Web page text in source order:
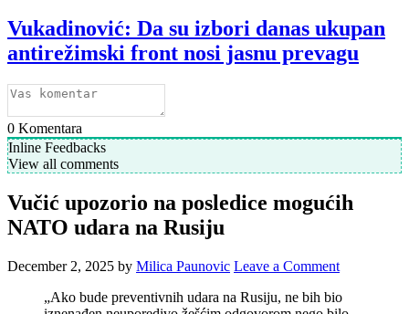
Vukadinović: Da su izbori danas ukupan
antirežimski front nosi jasnu prevagu
0 Komentara
Inline Feedbacks
View all comments
Vučić upozorio na posledice mogućih
NATO udara na Rusiju
December 2, 2025 by Milica Paunovic Leave a Comment
„Ako bude preventivnih udara na Rusiju, ne bih bio